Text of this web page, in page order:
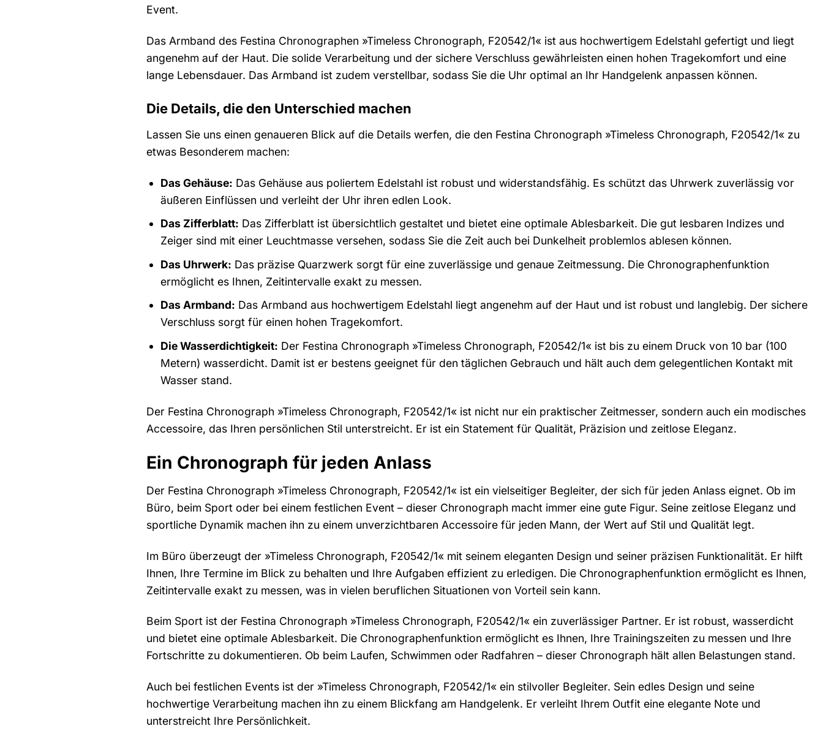
Event.
Das Armband des Festina Chronographen »Timeless Chronograph, F20542/1« ist aus hochwertigem Edelstahl gefertigt und liegt
angenehm auf der Haut. Die solide Verarbeitung und der sichere Verschluss gewährleisten einen hohen Tragekomfort und eine
lange Lebensdauer. Das Armband ist zudem verstellbar, sodass Sie die Uhr optimal an Ihr Handgelenk anpassen können.
Die Details, die den Unterschied machen
Lassen Sie uns einen genaueren Blick auf die Details werfen, die den Festina Chronograph »Timeless Chronograph, F20542/1« zu
etwas Besonderem machen:
Das Gehäuse: Das Gehäuse aus poliertem Edelstahl ist robust und widerstandsfähig. Es schützt das Uhrwerk zuverlässig vor
äußeren Einflüssen und verleiht der Uhr ihren edlen Look.
Das Zifferblatt: Das Zifferblatt ist übersichtlich gestaltet und bietet eine optimale Ablesbarkeit. Die gut lesbaren Indizes und
Zeiger sind mit einer Leuchtmasse versehen, sodass Sie die Zeit auch bei Dunkelheit problemlos ablesen können.
Das Uhrwerk: Das präzise Quarzwerk sorgt für eine zuverlässige und genaue Zeitmessung. Die Chronographenfunktion
ermöglicht es Ihnen, Zeitintervalle exakt zu messen.
Das Armband: Das Armband aus hochwertigem Edelstahl liegt angenehm auf der Haut und ist robust und langlebig. Der sichere
Verschluss sorgt für einen hohen Tragekomfort.
Die Wasserdichtigkeit: Der Festina Chronograph »Timeless Chronograph, F20542/1« ist bis zu einem Druck von 10 bar (100
Metern) wasserdicht. Damit ist er bestens geeignet für den täglichen Gebrauch und hält auch dem gelegentlichen Kontakt mit
Wasser stand.
Der Festina Chronograph »Timeless Chronograph, F20542/1« ist nicht nur ein praktischer Zeitmesser, sondern auch ein modisches
Accessoire, das Ihren persönlichen Stil unterstreicht. Er ist ein Statement für Qualität, Präzision und zeitlose Eleganz.
Ein Chronograph für jeden Anlass
Der Festina Chronograph »Timeless Chronograph, F20542/1« ist ein vielseitiger Begleiter, der sich für jeden Anlass eignet. Ob im
Büro, beim Sport oder bei einem festlichen Event – dieser Chronograph macht immer eine gute Figur. Seine zeitlose Eleganz und
sportliche Dynamik machen ihn zu einem unverzichtbaren Accessoire für jeden Mann, der Wert auf Stil und Qualität legt.
Im Büro überzeugt der »Timeless Chronograph, F20542/1« mit seinem eleganten Design und seiner präzisen Funktionalität. Er hilft
Ihnen, Ihre Termine im Blick zu behalten und Ihre Aufgaben effizient zu erledigen. Die Chronographenfunktion ermöglicht es Ihnen,
Zeitintervalle exakt zu messen, was in vielen beruflichen Situationen von Vorteil sein kann.
Beim Sport ist der Festina Chronograph »Timeless Chronograph, F20542/1« ein zuverlässiger Partner. Er ist robust, wasserdicht
und bietet eine optimale Ablesbarkeit. Die Chronographenfunktion ermöglicht es Ihnen, Ihre Trainingszeiten zu messen und Ihre
Fortschritte zu dokumentieren. Ob beim Laufen, Schwimmen oder Radfahren – dieser Chronograph hält allen Belastungen stand.
Auch bei festlichen Events ist der »Timeless Chronograph, F20542/1« ein stilvoller Begleiter. Sein edles Design und seine
hochwertige Verarbeitung machen ihn zu einem Blickfang am Handgelenk. Er verleiht Ihrem Outfit eine elegante Note und
unterstreicht Ihre Persönlichkeit.